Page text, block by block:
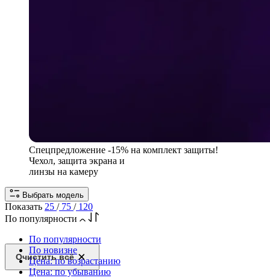
Спецпредложение -15% на комплект защиты!
Чехол, защита экрана и
линзы на камеру
Выбрать модель
Показать 25 / 75 / 120
По популярности
По популярности
По новизне
Цена: по возрастанию
Цена: по убыванию
Очистить всё